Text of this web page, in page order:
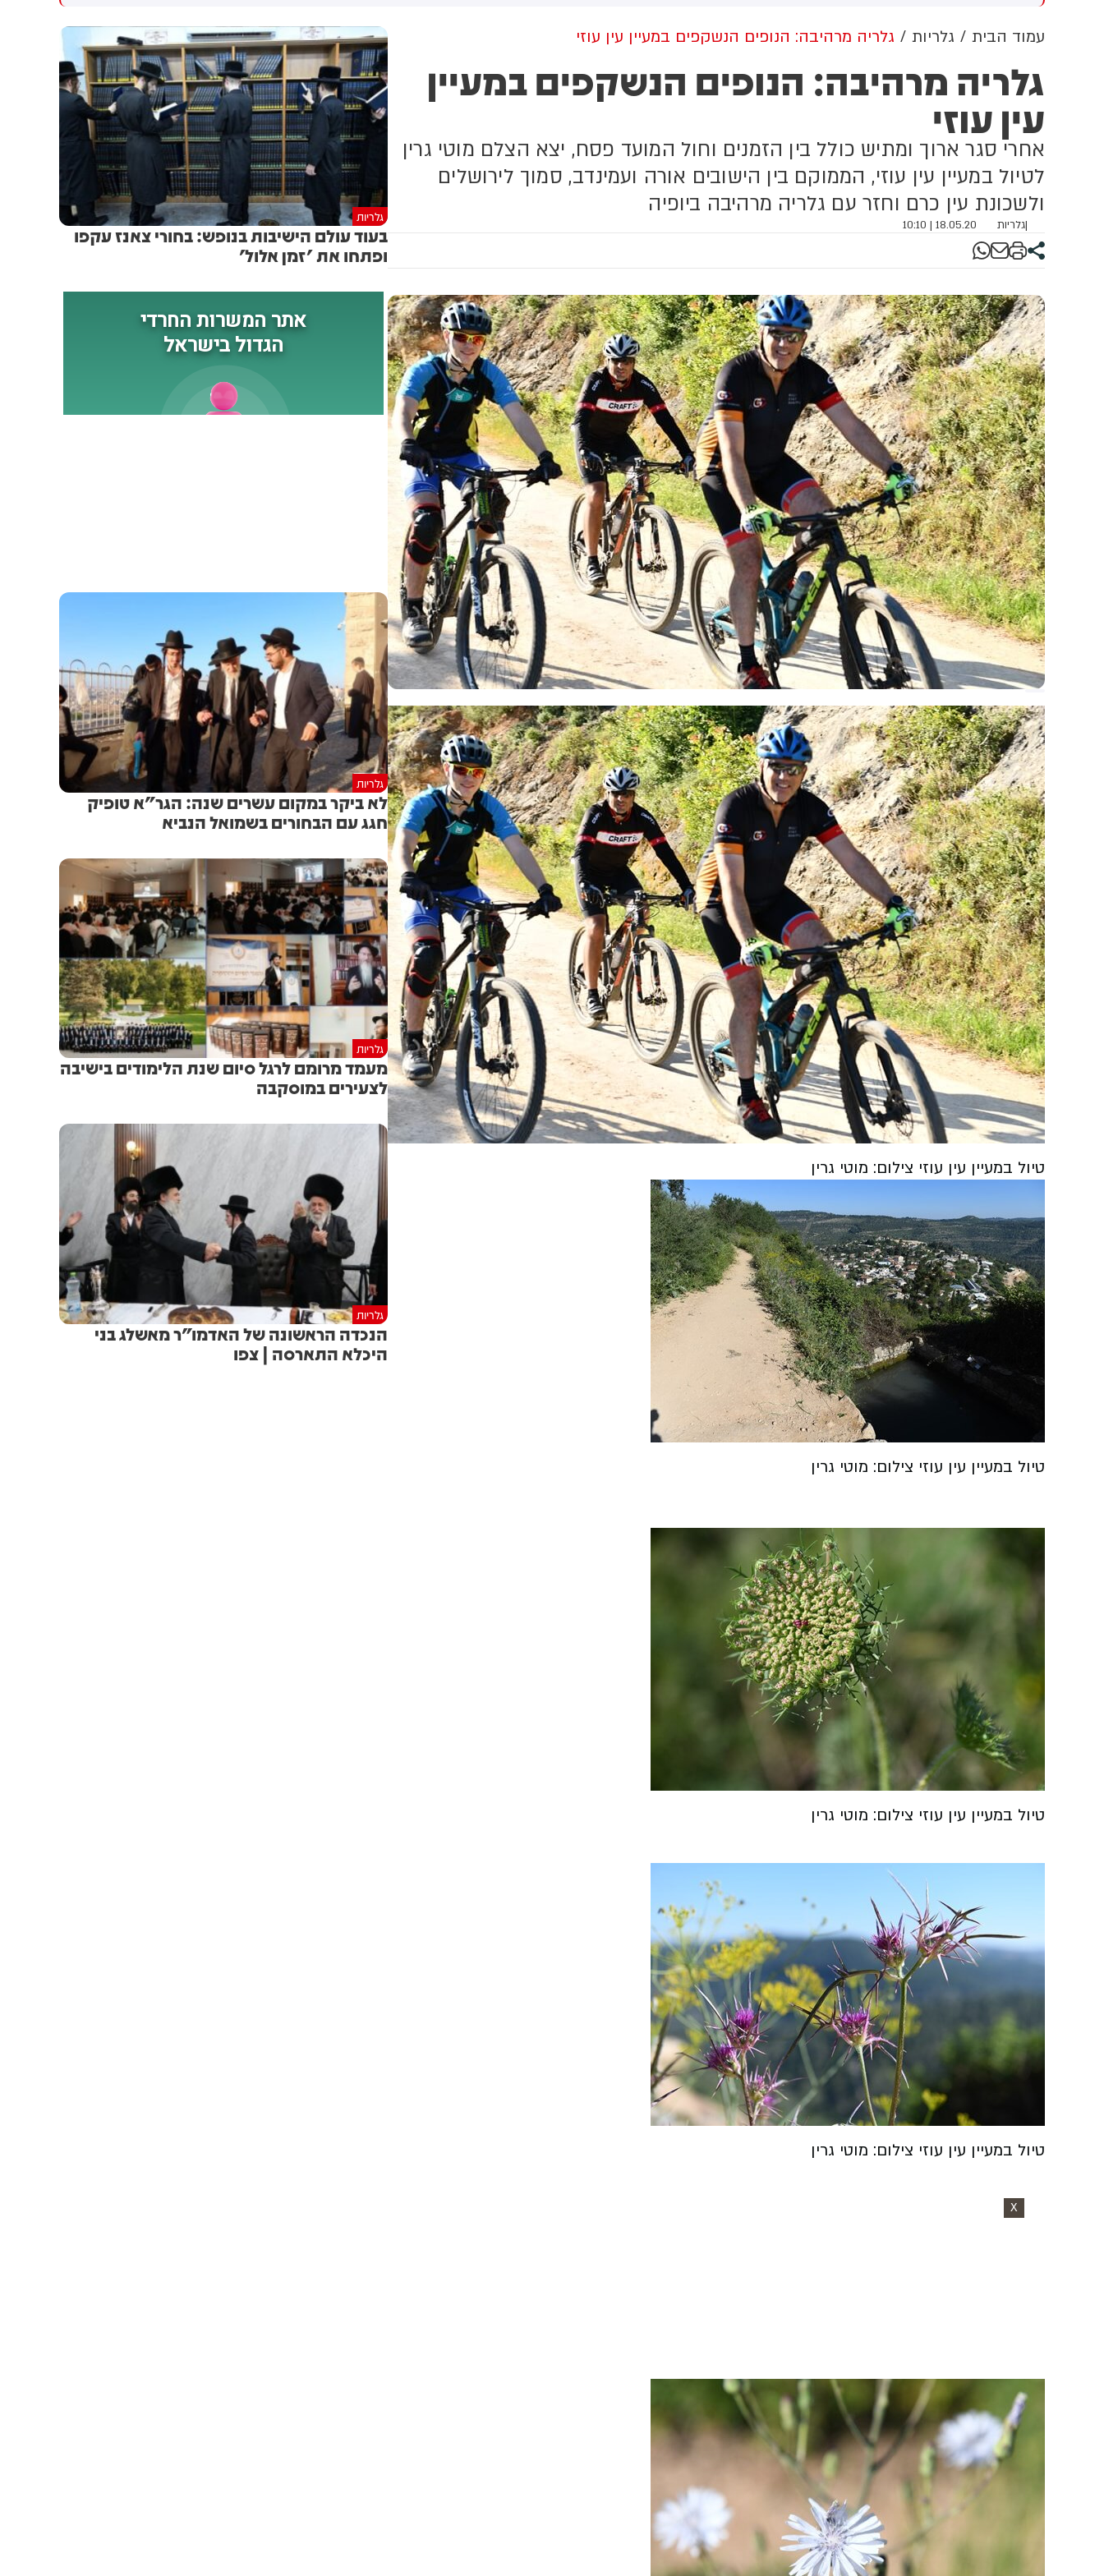
רפואי בזירה
עולה מניתוח חדש של
פוסטים זהים ב-X שותפו
בצרפתית, אנגלית וספרדית,
ספרד ונורבגיה בטרה להרוויח
פוליטית או כלכלית מהמצב.
הבוקר בשכונת בקעה בירושלים
בזמן מעבר בהורמוז, שלושה
מהם במהלך השבוע
עמוד הבית גלריות גלריה מרהיבה: הנופים הנשקפים במעיין עין עוזי
גלריה מרהיבה: הנופים הנשקפים במעיין
עין עוזי
אחרי סגר ארוך ומתיש כולל בין הזמנים וחול המועד פסח, יצא הצלם מוטי גרין
לטיול במעיין עין עוזי, הממוקם בין הישובים אורה ועמינדב, סמוך לירושלים
ולשכונת עין כרם וחזר עם גלריה מרהיבה ביופיה
|גלריות 18.05.20 | 10:10
טיול במעיין עין עוזי צילום: מוטי גרין
טיול במעיין עין עוזי צילום: מוטי גרין
טיול במעיין עין עוזי צילום: מוטי גרין
טיול במעיין עין עוזי צילום: מוטי גרין
X
גלריות
בעוד עולם הישיבות בנופש: בחורי צאנז עקפו
ופתחו את 'זמן אלול'
גלריות
לא ביקר במקום עשרים שנה: הגר"א טופיק
חגג עם הבחורים בשמואל הנביא
גלריות
מעמד מרומם לרגל סיום שנת הלימודים בישיבה
לצעירים במוסקבה
גלריות
הנכדה הראשונה של האדמו"ר מאשלג בני
היכלא התארסה | צפו